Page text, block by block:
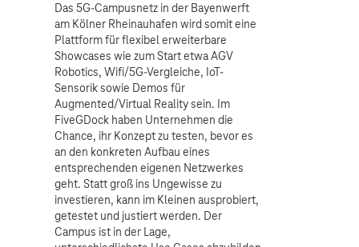
Das 5G-Campusnetz in der Bayenwerft
am Kölner Rheinauhafen wird somit eine
Plattform für flexibel erweiterbare
Showcases wie zum Start etwa AGV
Robotics, Wifi/5G-Vergleiche, IoT-
Sensorik sowie Demos für
Augmented/Virtual Reality sein. Im
FiveGDock haben Unternehmen die
Chance, ihr Konzept zu testen, bevor es
an den konkreten Aufbau eines
entsprechenden eigenen Netzwerkes
geht. Statt groß ins Ungewisse zu
investieren, kann im Kleinen ausprobiert,
getestet und justiert werden. Der
Campus ist in der Lage,